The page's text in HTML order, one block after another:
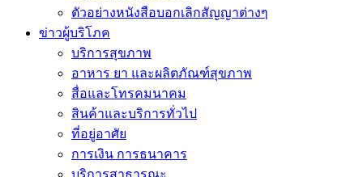
ตัวอย่างหนังสือบอกเลิกสัญญาต่างๆ
ข่าวผู้บริโภค
บริการสุขภาพ
อาหาร ยา และผลิตภัณฑ์สุขภาพ
สื่อและโทรคมนาคม
สินค้าและบริการทั่วไป
ที่อยู่อาศัย
การเงิน การธนาคาร
บริการสาธารณะ